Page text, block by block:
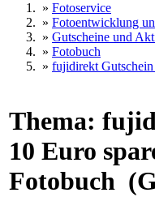
» Fotoservice
» Fotoentwicklung
» Gutscheine und
» Fotobuch
» fujidirekt
Thema:
10 Euro
Fotobuch